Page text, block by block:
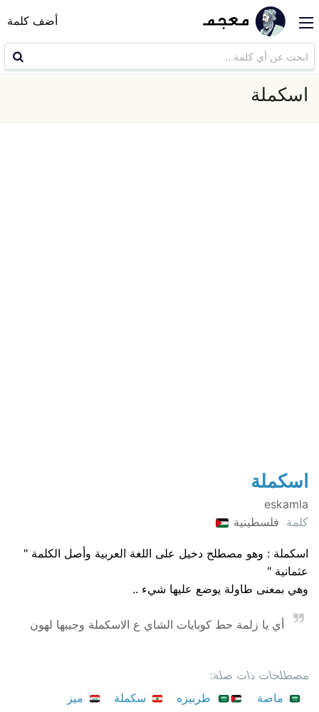
أضف كلمة
اسكملة
اسكملة
eskamla
كلمة فلسطينية
اسكملة : وهو مصطلح دخيل على اللغة العربية وأصل الكلمة "
عثمانية "
وهي بمعنى طاولة يوضع عليها شيء ..
أي يا زلمة حط كوبايات الشاي ع الاسكملة وجيبها لهون
مصطلحات ذات صلة:
ماصة
طربيزه سكملة
ميز